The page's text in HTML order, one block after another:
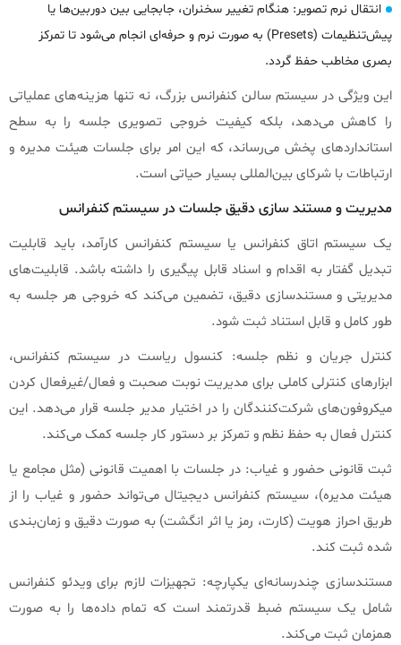
انتقال نرم تصویر: هنگام تغییر سخنران، جابجایی بین دوربین‌ها یا
پیش‌تنظیمات (Presets) به صورت نرم و حرفه‌ای انجام می‌شود تا تمرکز
بصری مخاطب حفظ گردد.
این ویژگی در سیستم سالن کنفرانس بزرگ، نه تنها هزینه‌های عملیاتی
را کاهش می‌دهد، بلکه کیفیت خروجی تصویری جلسه را به سطح
استانداردهای پخش می‌رساند، که این امر برای جلسات هیئت مدیره و
ارتباطات با شرکای بین‌المللی بسیار حیاتی است.
مدیریت و مستند سازی دقیق جلسات در سیستم کنفرانس
یک سیستم اتاق کنفرانس یا سیستم کنفرانس کارآمد، باید قابلیت
تبدیل گفتار به اقدام و اسناد قابل پیگیری را داشته باشد. قابلیت‌های
مدیریتی و مستندسازی دقیق، تضمین می‌کند که خروجی هر جلسه به
طور کامل و قابل استناد ثبت شود.
کنترل جریان و نظم جلسه: کنسول ریاست در سیستم کنفرانس،
ابزارهای کنترلی کاملی برای مدیریت نوبت صحبت و فعال/غیرفعال کردن
میکروفون‌های شرکت‌کنندگان را در اختیار مدیر جلسه قرار می‌دهد. این
کنترل فعال به حفظ نظم و تمرکز بر دستور کار جلسه کمک می‌کند.
ثبت قانونی حضور و غیاب: در جلسات با اهمیت قانونی (مثل مجامع یا
هیئت مدیره)، سیستم کنفرانس دیجیتال می‌تواند حضور و غیاب را از
طریق احراز هویت (کارت، رمز یا اثر انگشت) به صورت دقیق و زمان‌بندی
شده ثبت کند.
مستندسازی چندرسانه‌ای یکپارچه: تجهیزات لازم برای ویدئو کنفرانس
شامل یک سیستم ضبط قدرتمند است که تمام داده‌ها را به صورت
همزمان ثبت می‌کند.